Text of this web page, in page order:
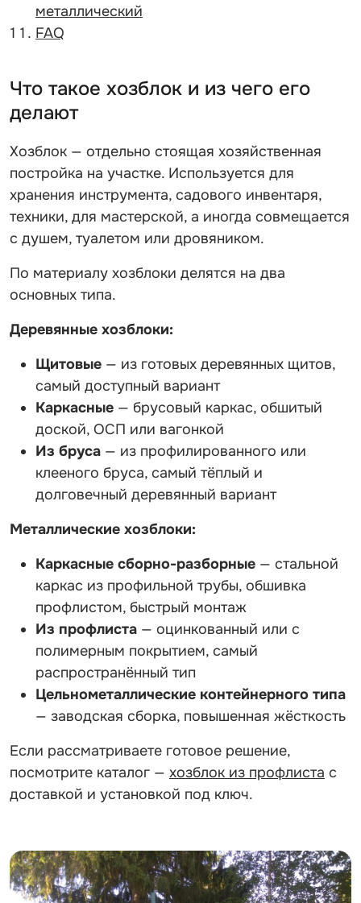
металлический
FAQ
Что такое хозблок и из чего его
делают
Хозблок — отдельно стоящая хозяйственная
постройка на участке. Используется для
хранения инструмента, садового инвентаря,
техники, для мастерской, а иногда совмещается
с душем, туалетом или дровяником.
По материалу хозблоки делятся на два
основных типа.
Деревянные хозблоки:
Щитовые — из готовых деревянных щитов,
самый доступный вариант
Каркасные — брусовый каркас, обшитый
доской, ОСП или вагонкой
Из бруса — из профилированного или
клееного бруса, самый тёплый и
долговечный деревянный вариант
Металлические хозблоки:
Каркасные сборно-разборные — стальной
каркас из профильной трубы, обшивка
профлистом, быстрый монтаж
Из профлиста — оцинкованный или с
полимерным покрытием, самый
распространённый тип
Цельнометаллические контейнерного типа
— заводская сборка, повышенная жёсткость
Если рассматриваете готовое решение,
посмотрите каталог — хозблок из профлиста с
доставкой и установкой под ключ.